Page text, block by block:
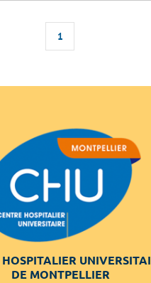
1
HOSPITALIER
DE MONTPELLIER